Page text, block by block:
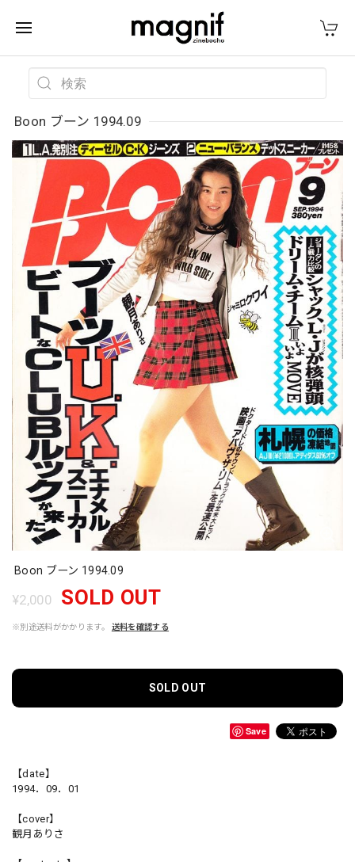
Boon ブーン 1994.09
Boon ブーン 1994.09
¥2,000 SOLD OUT
※別途送料がかかります。 送料を確認する
SOLD OUT
Save
【date】
1994．09．01
【cover】
観月ありさ